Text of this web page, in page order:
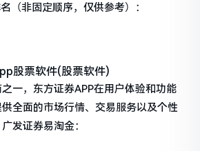
（非固定顺序，仅供参考）：
一，东方证券APP在用户体验和功能
全面的市场行情、交易服务以及个性
发证券易淘金：